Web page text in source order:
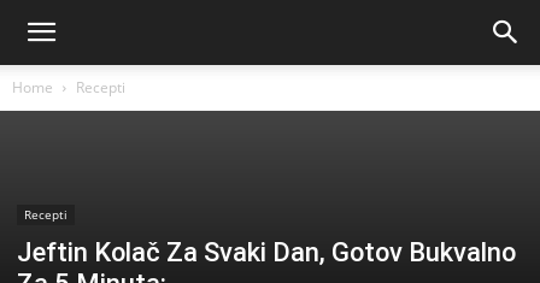
Home Recepti
Recepti
Jeftin Kolač Za Svaki Dan, Gotov Bukvalno